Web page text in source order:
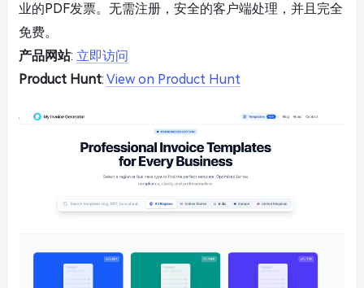
业的PDF发票。无需注册，安全的客户端处理，并且完全
免费。
产品网站: 立即访问
Product Hunt: View on Product Hunt